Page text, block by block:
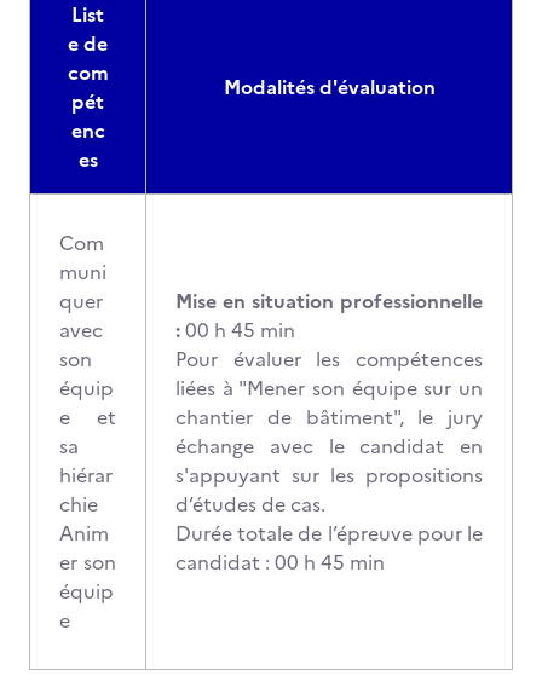
List
e de
com
pét
enc
es
Modalités d'évaluation
Com
muni
quer
avec
son
équip
e et
sa
hiérar
chie
Anim
er son
équip
e
Mise en situation professionnelle
:00 h 45 min
Pour évaluer les compétences
liées à "Mener son équipe sur un
chantier de bâtiment", le jury
échange avec le candidat en
s'appuyant sur les propositions
d’études de cas.
Durée totale de l’épreuve pour le
candidat : 00 h 45 min